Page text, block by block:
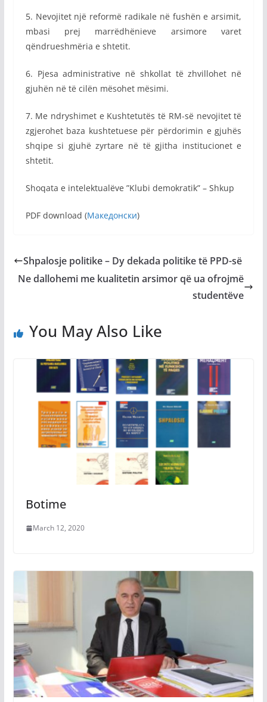
5. Nevojitet një reformë radikale në fushën e arsimit,
mbasi prej marrëdhënieve arsimore varet
qëndrueshmëria e shtetit.
6. Pjesa administrative në shkollat të zhvillohet në
gjuhën në të cilën mësohet mësimi.
7. Me ndryshimet e Kushtetutës të RM-së nevojitet të
zgjerohet baza kushtetuese për përdorimin e gjuhës
shqipe si gjuhë zyrtare në të gjitha institucionet e
shtetit.
Shoqata e intelektualëve ”Klubi demokratik” – Shkup
PDF download (Македонски)
Shpalosje politike – Dy dekada politike të PPD-së
Ne dallohemi me kualitetin arsimor që ua ofrojmë
studentëve
You May Also Like
Botime
March 12, 2020